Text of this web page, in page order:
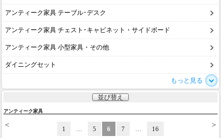
アンティーク家具 テーブル･デスク
アンティーク家具 チェスト･キャビネット・サイドボード
アンティーク家具 小型家具・その他
ダイニングセット
もっと見る
並び替え
アンティーク家具
< >
1 5 6 7 16